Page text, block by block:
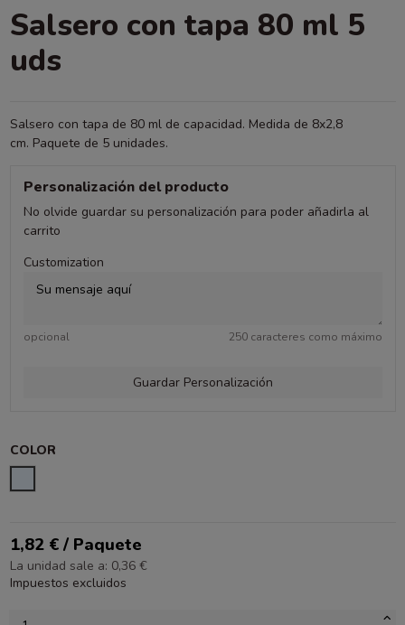
Salsero con tapa 80 ml 5
uds
Salsero con tapa de 80 ml de capacidad. Medida de 8x2,8
cm. Paquete de 5 unidades.
Personalización del producto
No olvide guardar su personalización para poder añadirla al
carrito
Customization
opcional 250 caracteres como máximo
Guardar Personalización
COLOR
1,82 € / Paquete
La unidad sale a: 0,36 €
Impuestos excluidos